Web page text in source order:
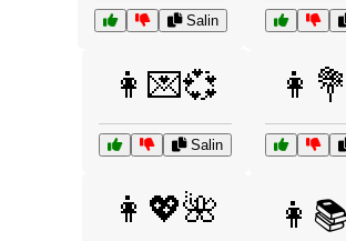
Salin
👩💌💞
Salin
👩💖🌺